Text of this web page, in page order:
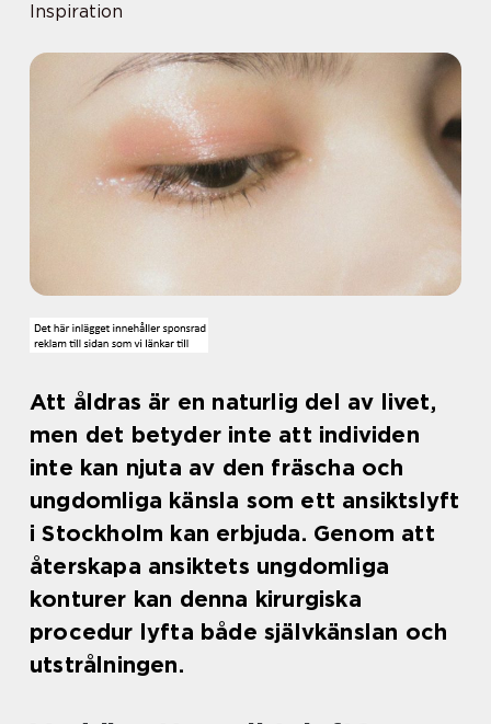
Inspiration
Att åldras är en naturlig del av livet,
men det betyder inte att individen
inte kan njuta av den fräscha och
ungdomliga känsla som ett ansiktslyft
i Stockholm kan erbjuda. Genom att
återskapa ansiktets ungdomliga
konturer kan denna kirurgiska
procedur lyfta både självkänslan och
utstrålningen.